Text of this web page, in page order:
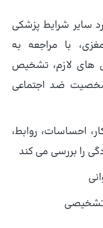
سایر شرایط پزشکی
با مراجعه به
های لازم، تشخیص
ضد اجتماعی
احساسات، روابط،
را بررسی می کند
تشخیصی